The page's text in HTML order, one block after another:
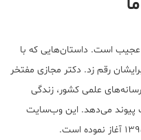
عجیب است. داستان‌هایی که با
رقم زد. دکتر مجازی مفتخر
علمی کشور، زندگی
پیوند می‌دهد. این وب‌سایت